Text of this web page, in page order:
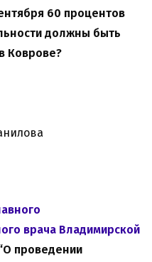
60 процентов
должны быть
Коврове?
врача Владимирской
проведении